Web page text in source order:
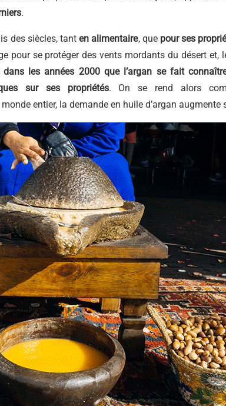
.
des siècles, tanten alimentaire, que pour ses
pour se protéger des vents mordants du désert et,
dans les années 2000 que l’argan se fait
sur ses propriétés. On se rend alors
entier, la demande en huile d’argan